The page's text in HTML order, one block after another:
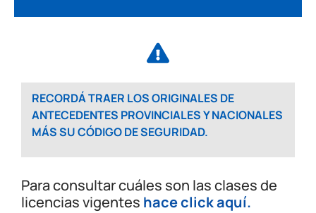
RECORDÁ TRAER LOS ORIGINALES DE
ANTECEDENTES PROVINCIALES Y NACIONALES
MÁS SU CÓDIGO DE SEGURIDAD.
Para consultar cuáles son las clases de
licencias vigentes hace click aquí.